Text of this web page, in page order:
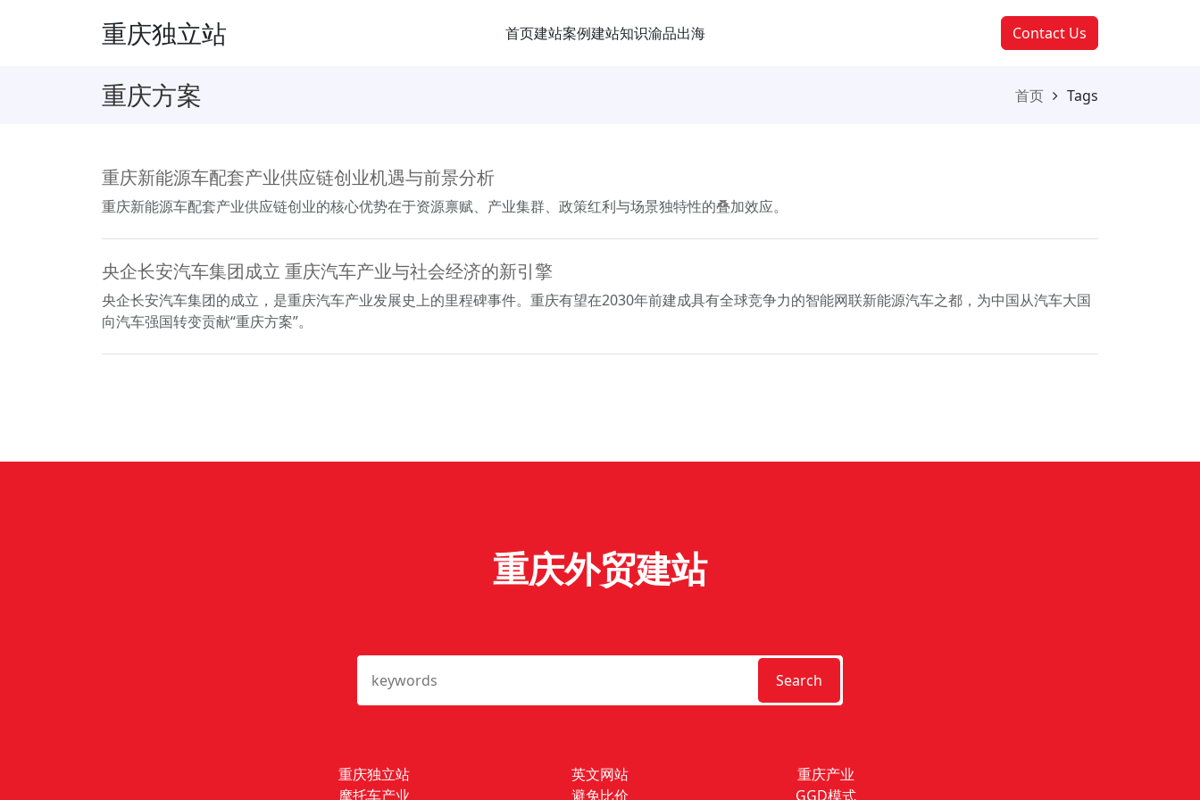
重庆独立站 首页建站案例建站知识渝品出海 Contact Us
重庆方案 首页 Tags
重庆新能源车配套产业供应链创业机遇与前景分析
重庆新能源车配套产业供应链创业的核心优势在于资源禀赋、产业集群、政策红利与场景独特性的叠加效应。
央企长安汽车集团成立 重庆汽车产业与社会经济的新引擎
央企长安汽车集团的成立，是重庆汽车产业发展史上的里程碑事件。重庆有望在2030年前建成具有全球竞争力的智能网联新能源汽车之都，为中国从汽车大国
向汽车强国转变贡献“重庆方案”。
重庆外贸建站
Search
重庆独立站 英文网站
重庆产业
摩托车产业
避免比价 GGD模式